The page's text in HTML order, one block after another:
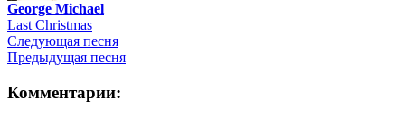
George Michael
Last Christmas
Следующая песня
Предыдущая песня
Комментарии: